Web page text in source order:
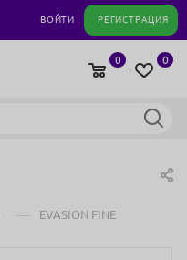
ВОЙТИ РЕГИСТРАЦИЯ
0
0
— EVASION FINE